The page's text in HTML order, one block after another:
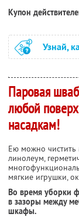
Купон
Узнай,
Паровая
любой
насадкам!
Ею можно чистить
линолеум,
мягкие игрушки,
Во время уборки
в зазоры между
шкафы.